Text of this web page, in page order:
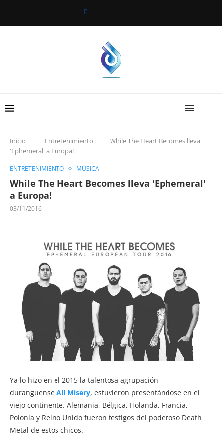
Inicio Entretenimiento
While The Heart Becomes lleva
'Ephemeral' a Europa!
ENTRETENIMIENTO MÚSICA
While The Heart Becomes lleva 'Ephemeral'
a Europa!
03/11/2016
Ya lo hizo en el 2015 la talentosa agrupación
duranguense All Misery, estuvieron presentándose en el
viejo continente. Alemania, Bélgica, Holanda, Francia,
Polonia y Reino Unido fueron testigos del poderoso Death
Metal de estos chicos.